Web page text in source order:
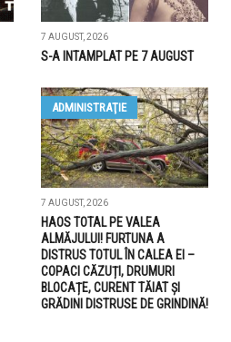
7 AUGUST, 2026
S-A INTAMPLAT PE 7 AUGUST
ADMINISTRAŢIE
7 AUGUST, 2026
HAOS TOTAL PE VALEA
ALMĂJULUI! FURTUNA A
DISTRUS TOTUL ÎN CALEA EI –
COPACI CĂZUȚI, DRUMURI
BLOCAȚE, CURENT TĂIAT ȘI
GRĂDINI DISTRUSE DE GRINDINĂ!